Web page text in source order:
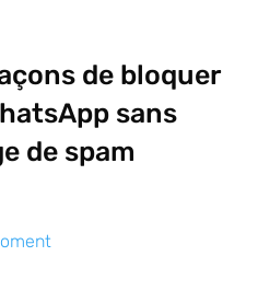
de bloquer
sans
de spam